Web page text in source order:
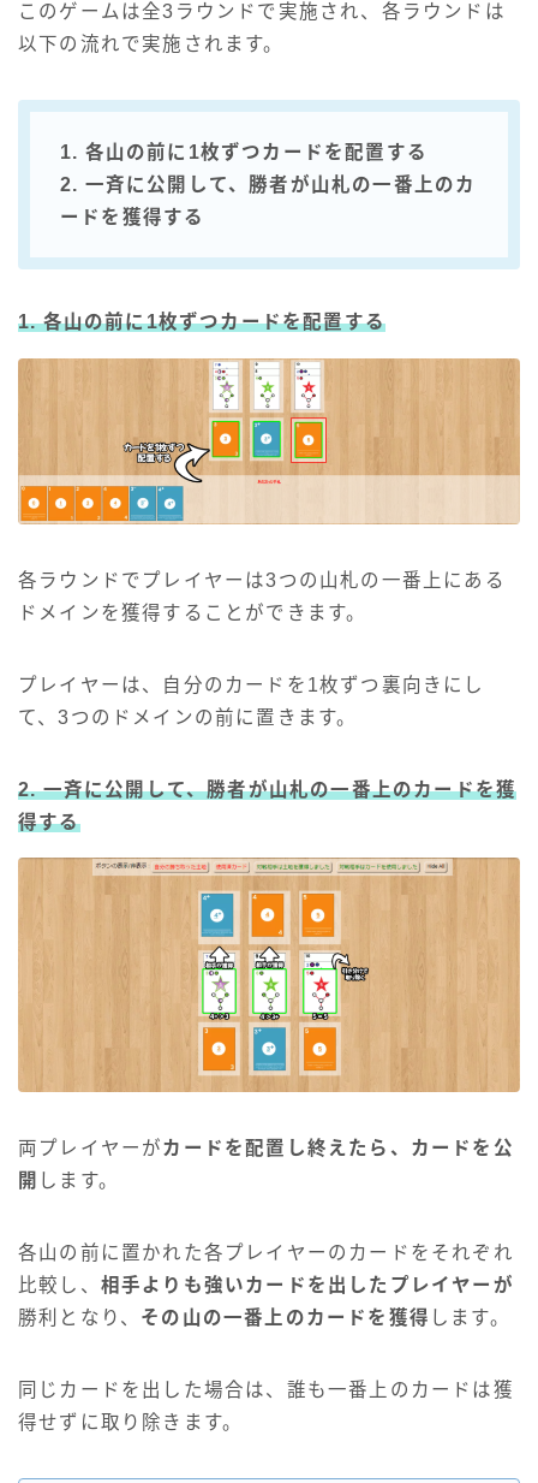
このゲームは全3ラウンドで実施され、各ラウンドは
以下の流れで実施されます。
1. 各山の前に1枚ずつカードを配置する
2. 一斉に公開して、勝者が山札の一番上のカ
ードを獲得する
1. 各山の前に1枚ずつカードを配置する
各ラウンドでプレイヤーは3つの山札の一番上にある
ドメインを獲得することができます。
プレイヤーは、自分のカードを1枚ずつ裏向きにし
て、3つのドメインの前に置きます。
2. 一斉に公開して、勝者が山札の一番上のカードを獲
得する
両プレイヤーがカードを配置し終えたら、カードを公
開 します。
各山の前に置かれた各プレイヤーのカードをそれぞれ
比較し、 相手よりも強いカードを出したプレイヤーが
勝利となり、 その山の一番上のカードを獲得 します。
同じカードを出した場合は、誰も一番上のカードは獲
得せずに取り除きます。